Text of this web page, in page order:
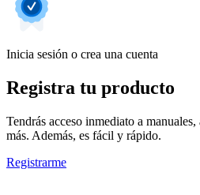
Inicia sesión o crea una cuenta
Registra tu producto
Tendrás acceso inmediato a
más. Además, es fácil y rápido.
Registrarme